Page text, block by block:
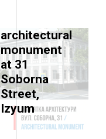
architectural
monument
at 31
Soborna
Street,
Izyum
HOUSING STOCK
Житловий